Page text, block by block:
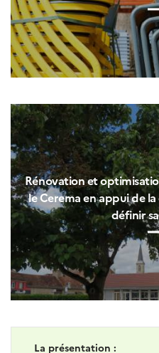
Rénovation et
le Cerema en appui de
définir
La présentation :